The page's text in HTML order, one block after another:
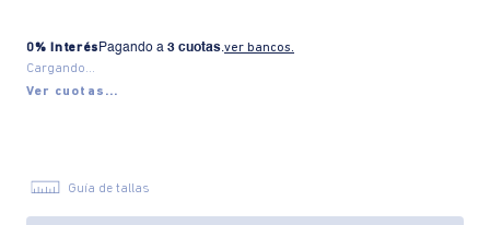
0% Interés Pagando a 3 cuotas.ver bancos.
Cargando...
Ver cuotas...
Guía de tallas